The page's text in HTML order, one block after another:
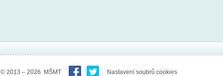
© 2013 – 2026 MŠMT Nastavení soubrů cookies